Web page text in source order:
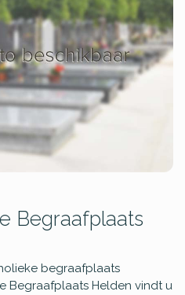
Begraafplaats
begraafplaats
Begraafplaats Helden vindt u